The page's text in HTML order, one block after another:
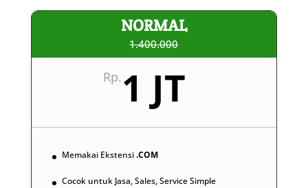
NORMAL
1.400.000
Rp.1 JT
Memakai Ekstensi.COM
Cocok untuk Jasa, Sales, Service Simple